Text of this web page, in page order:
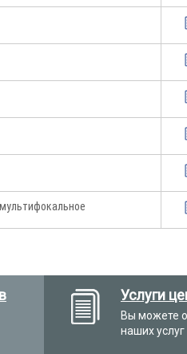
Услуги
Вы можете
наших услуг